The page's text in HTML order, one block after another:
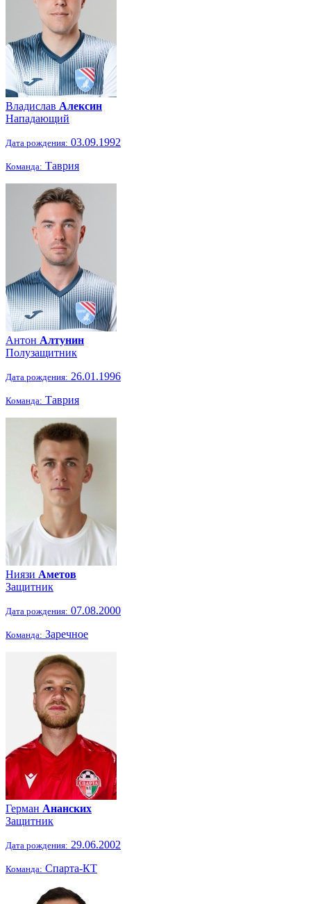
Владислав Алексин
Нападающий
Дата рождения: 03.09.1992
Команда: Таврия
Антон Алтунин
Полузащитник
Дата рождения: 26.01.1996
Команда: Таврия
Ниязи Аметов
Защитник
Дата рождения: 07.08.2000
Команда: Заречное
Герман Ананских
Защитник
Дата рождения: 29.06.2002
Команда: Спарта-КТ